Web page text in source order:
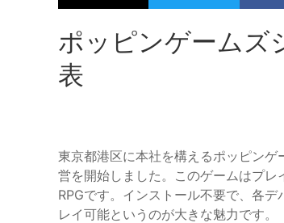
ポッピンゲームズ
表
東京都港区に本社を構えるポッピン
営を開始しました。このゲームはプ
RPGです。インストール不要で、各
レイ可能というのが大きな魅力です。